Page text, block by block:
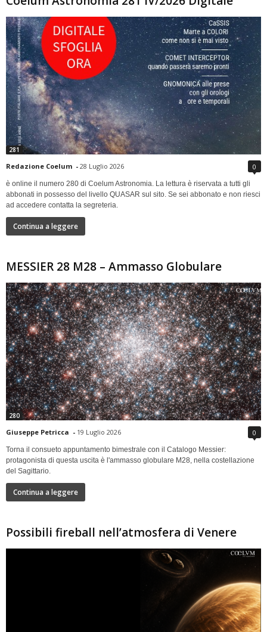
281
Redazione Coelum - 28 Luglio 2026 0
è online il numero 280 di Coelum Astronomia. La lettura è riservata a tutti gli
abbonati in possesso del livello QUASAR sul sito. Se sei abbonato e non riesci
ad accedere contatta la segreteria.
Continua a leggere
MESSIER 28 M28 – Ammasso Globulare
280
Giuseppe Petricca - 19 Luglio 2026 0
Torna il consueto appuntamento bimestrale con il Catalogo Messier:
protagonista di questa uscita è l'ammasso globulare M28, nella costellazione
del Sagittario.
Continua a leggere
Possibili fireball nell’atmosfera di Venere